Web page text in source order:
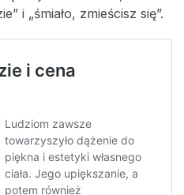
i „śmiało, zmieścisz się”.